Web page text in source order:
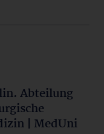
Abteilung
| MedUni